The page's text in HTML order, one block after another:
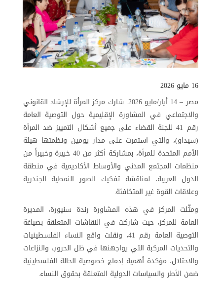
16 مايو 2026
مصر – 14 أيار/مايو 2026: شارك مركز المرأة للإرشاد القانوني
والاجتماعي في المشاورة الإقليمية حول التوصية العامة
رقم 41 للجنة القضاء على جميع أشكال التمييز ضد المرأة
(سيداو)، والتي استمرت على مدار يومين ونظمتها هيئة
الأمم المتحدة للمرأة، بمشاركة أكثر من 40 خبيرة وخبيراً من
منظمات المجتمع المدني والأوساط الأكاديمية في منطقة
الدول العربية، لمناقشة تفكيك الصور النمطية الجندرية
وعلاقات القوة غير المتكافئة.
ومثّلت المركز في هذه المشاورة رندة سنيورة، المديرة
العامة للمركز، حيث شاركت في النقاشات المتعلقة بصياغة
التوصية العامة رقم 41، ونقلت واقع النساء الفلسطينيات
والتحديات المركبة التي يواجهنها في ظل الحروب والنزاعات
والاحتلال، مؤكدة أهمية إدماج خصوصية الحالة الفلسطينية
ضمن الأطر والسياسات الدولية المتعلقة بحقوق النساء.